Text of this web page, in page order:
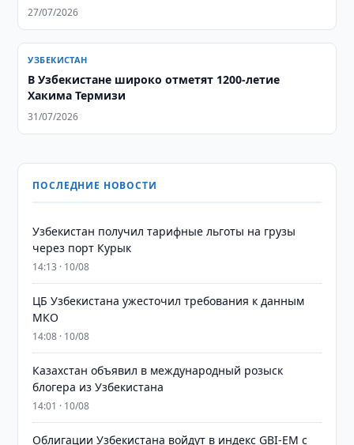
27/07/2026
УЗБЕКИСТАН
В Узбекистане широко отметят 1200-летие
Хакима Термизи
31/07/2026
ПОСЛЕДНИЕ НОВОСТИ
Узбекистан получил тарифные льготы на грузы
через порт Курык
14:13 · 10/08
ЦБ Узбекистана ужесточил требования к данным
МКО
14:08 · 10/08
Казахстан объявил в международный розыск
блогера из Узбекистана
14:01 · 10/08
Облигации Узбекистана войдут в индекс GBI-EM с